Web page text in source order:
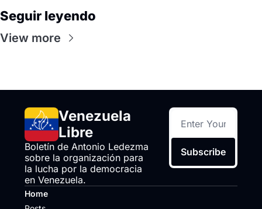
Seguir leyendo
View more
Venezuela
Libre
Boletín de Antonio Ledezma
sobre la organización para
la lucha por la democracia
en Venezuela.
Subscribe
Home